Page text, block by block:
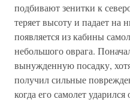
подбивают зенитки к
теряет высоту и падает на
появляется из кабины
небольшого оврага.
вынужденную посадку,
получил сильные
когда его самолет